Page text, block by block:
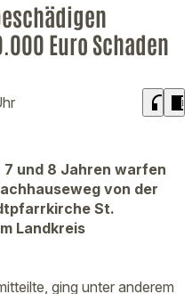
Euro Schaden
headphones chrome_reader_mode
und 8 Jahren warfen
von der
St.
Landkreis
ging unter anderem